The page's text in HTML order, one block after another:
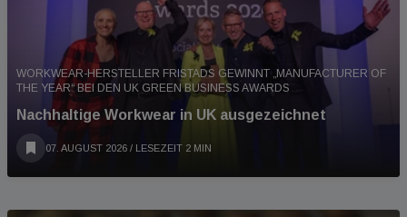
WORKWEAR-HERSTELLER FRISTADS GEWINNT „MANUFACTURER OF
THE YEAR“ BEI DEN UK GREEN BUSINESS AWARDS
Nachhaltige Workwear in UK ausgezeichnet
07. AUGUST 2026 / LESEZEIT 2 MIN